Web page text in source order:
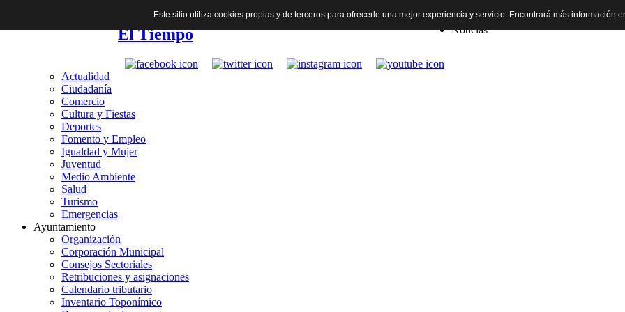
El Tiempo
Inicio
Noticias
Actualidad
Ciudadanía
Comercio
Cultura y Fiestas
Deportes
Fomento y Empleo
Igualdad y Mujer
Juventud
Medio Ambiente
Salud
Turismo
Emergencias
Ayuntamiento
Organización
Corporación Municipal
Consejos Sectoriales
Retribuciones y asignaciones
Calendario tributario
Inventario Toponímico
Este sitio utiliza cookies propias y de terceros para ofrecerle una mejor experiencia y servicio. Encontrará más información